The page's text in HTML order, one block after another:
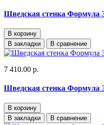
Шведская стенка Формула
В корзину
В закладки
В сравнение
7 410.00 р.
Шведская стенка Формула
В корзину
В закладки
В сравнение